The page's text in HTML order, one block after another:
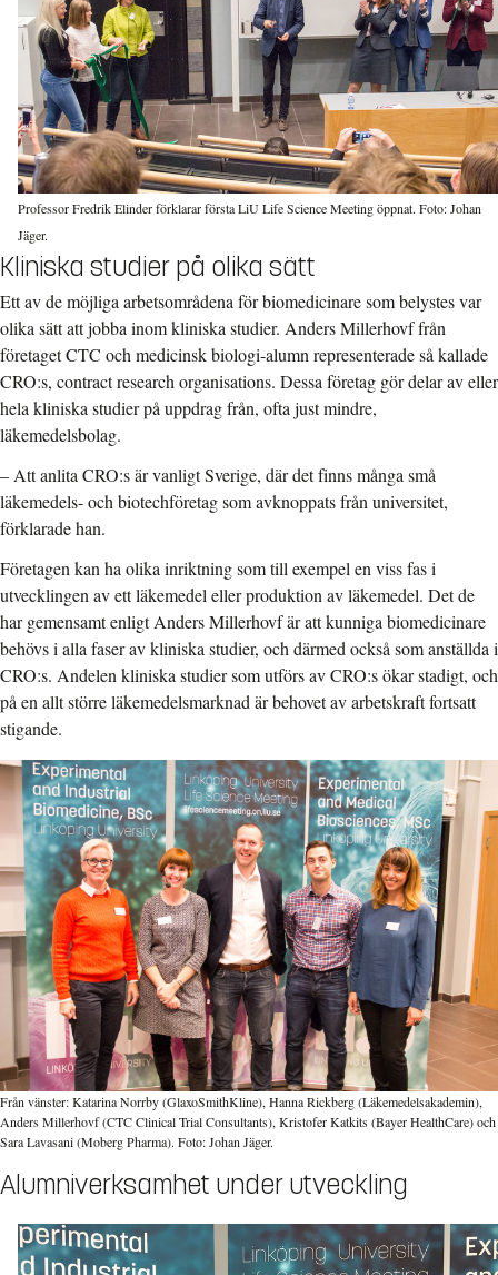
Professor Fredrik Elinder förklarar första LiU Life Science Meeting öppnat. Foto: Johan
Jäger.
Kliniska studier på olika sätt
Ett av de möjliga arbetsområdena för biomedicinare som belystes var
olika sätt att jobba inom kliniska studier. Anders Millerhovf från
företaget CTC och medicinsk biologi-alumn representerade så kallade
CRO:s, contract research organisations. Dessa företag gör delar av eller
hela kliniska studier på uppdrag från, ofta just mindre,
läkemedelsbolag.
– Att anlita CRO:s är vanligt Sverige, där det finns många små
läkemedels- och biotechföretag som avknoppats från universitet,
förklarade han.
Företagen kan ha olika inriktning som till exempel en viss fas i
utvecklingen av ett läkemedel eller produktion av läkemedel. Det de
har gemensamt enligt Anders Millerhovf är att kunniga biomedicinare
behövs i alla faser av kliniska studier, och därmed också som anställda i
CRO:s. Andelen kliniska studier som utförs av CRO:s ökar stadigt, och
på en allt större läkemedelsmarknad är behovet av arbetskraft fortsatt
stigande.
Från vänster: Katarina Norrby (GlaxoSmithKline), Hanna Rickberg (Läkemedelsakademin),
Anders Millerhovf (CTC Clinical Trial Consultants), Kristofer Katkits (Bayer HealthCare) och
Sara Lavasani (Moberg Pharma). Foto: Johan Jäger.
Alumniverksamhet under utveckling